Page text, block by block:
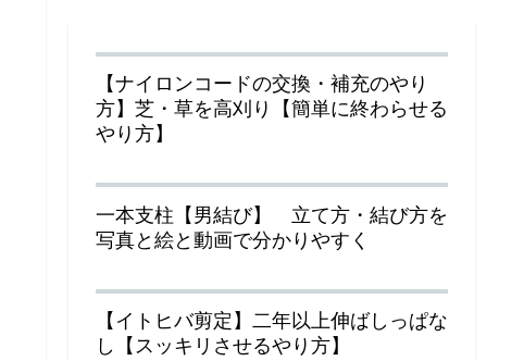
【ナイロンコードの交換・補充のやり
方】芝・草を高刈り【簡単に終わらせる
やり方】
一本支柱【男結び】 立て方・結び方を
写真と絵と動画で分かりやすく
【イトヒバ剪定】二年以上伸ばしっぱな
し【スッキリさせるやり方】